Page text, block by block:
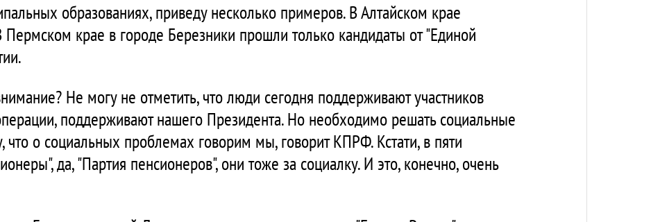
образованиях, приведу несколько примеров. В Алтайском крае
крае в городе Березники прошли только кандидаты от "Единой
Не могу не отметить, что люди сегодня поддерживают участников
поддерживают нашего Президента. Но необходимо решать социальные
о социальных проблемах говорим мы, говорит КПРФ. Кстати, в пяти
да, "Партия пенсионеров", они тоже за социалку. И это, конечно, очень